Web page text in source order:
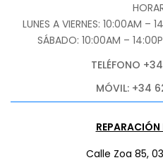
LUNES A VIERNES: 10:00AM
SÁBADO: 10:00AM –
TELÉFONO
MÓVIL: +34
Calle Zoa 85,